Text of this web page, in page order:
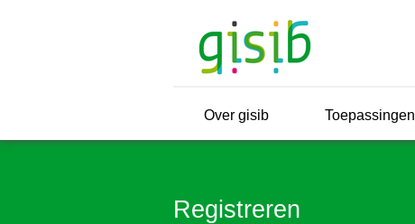
Over gisib Toepassingen
Registreren